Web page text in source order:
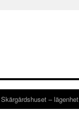
Skärgårdshuset – lägenhet